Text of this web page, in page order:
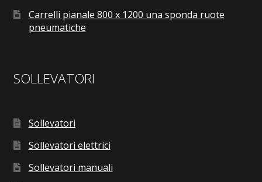
Carrelli pianale 800 x 1200 una sponda ruote
pneumatiche
SOLLEVATORI
Sollevatori
Sollevatori elettrici
Sollevatori manuali